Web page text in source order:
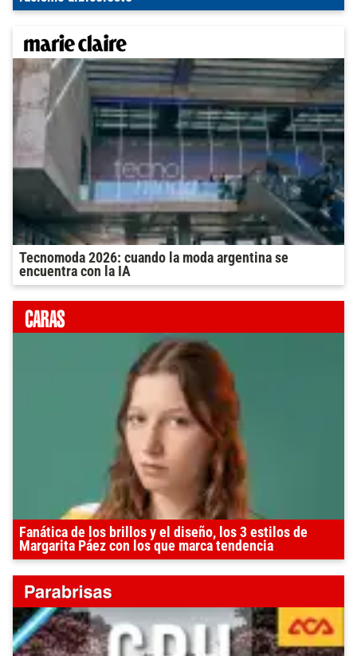
Tecnomoda 2026: cuando la moda argentina se
encuentra con la IA
Fanática de los brillos y el diseño, los 3 estilos de
Margarita Páez con los que marca tendencia